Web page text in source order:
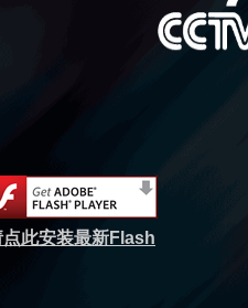
点此安装最新Flash